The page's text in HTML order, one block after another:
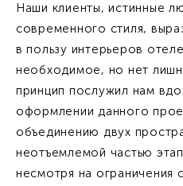
Наши клиенты, истинные
современного стиля,
в пользу интерьеров
необходимое, но нет
принцип послужил нам
оформлении данного
объединению двух
неотъемлемой частью
несмотря на ограничения